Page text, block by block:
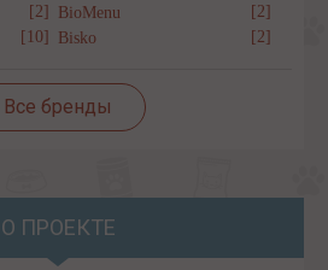
[2] BioMenu
[2]
[10] Bisko [2]
Все бренды
О ПРОЕКТЕ